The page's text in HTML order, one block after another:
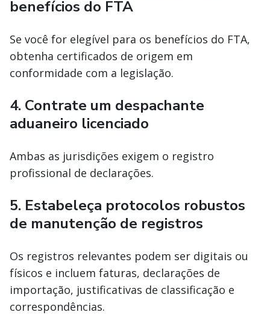
benefícios do FTA
Se você for elegível para os benefícios do FTA,
obtenha certificados de origem em
conformidade com a legislação.
4. Contrate um despachante
aduaneiro licenciado
Ambas as jurisdições exigem o registro
profissional de declarações.
5. Estabeleça protocolos robustos
de manutenção de registros
Os registros relevantes podem ser digitais ou
físicos e incluem faturas, declarações de
importação, justificativas de classificação e
correspondências.